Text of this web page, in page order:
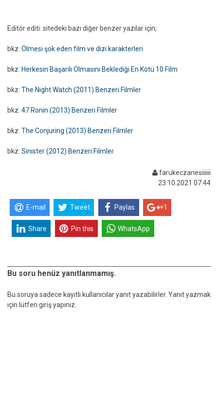
Editör editi: sitedeki bazı diğer benzer yazılar için;
bkz: Ölmesi şok eden film ve dizi karakterleri
bkz: Herkesin Başarılı Olmasını Beklediği En Kötü 10 Film
bkz: The Night Watch (2011) Benzeri Filmler
bkz: 47 Ronin (2013) Benzeri Filmler
bkz: The Conjuring (2013) Benzeri Filmler
bkz: Sinister (2012) Benzeri Filmler
farukeczanesiiiiii
23.10.2021 07:44
E-mail Tweet Paylas +1
Share Pin this WhatsApp
Bu soru henüz yanıtlanmamış.
Bu soruya sadece kayıtlı kullanıcılar yanıt yazabilirler. Yanıt yazmak
için lütfen giriş yapınız.